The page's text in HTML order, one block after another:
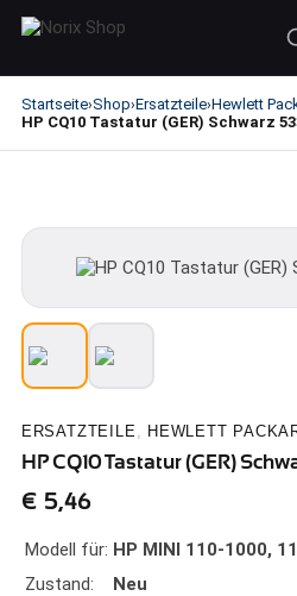
Startseite›Shop›Ersatzteile›Hewlett
HP CQ10 Tastatur (GER) Schwarz
ERSATZTEILE, HEWLETT
HP CQ10 Tastatur (GER)
€ 5,46
Modell für: HP MINI 110-1000,
Zustand:
Neu